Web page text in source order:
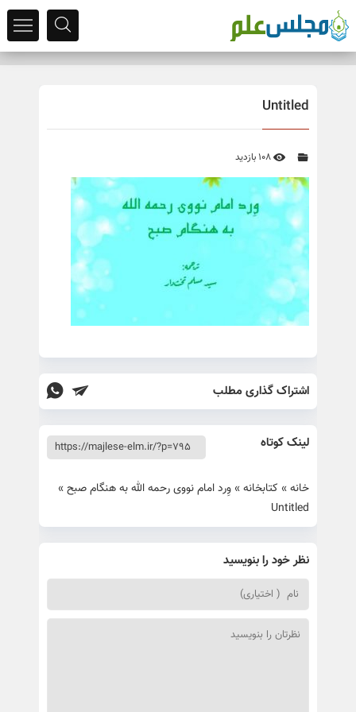
Untitled
اشتراک گذاری مطلب
لینک کوتاه
خانه» کتابخانه» وِرد امام نووی رحمه الله به هنگام صبح»
Untitled
نظر خود را بنویسید